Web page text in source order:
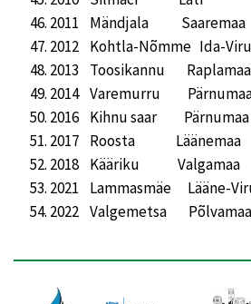
2011 Mändjala Saaremaa
2012 Kohtla-Nõmme Ida-
2013 Toosikannu
2014 Varemurru
2016 Kihnu saar Pärnumaa
2017 Roosta Läänemaa
2018 Kääriku Valgamaa
2021 Lammasmäe Lääne-
2022 Valgemetsa Põlvamaa